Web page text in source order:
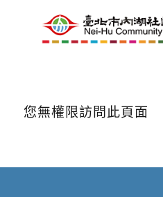
您無權限訪問此頁面